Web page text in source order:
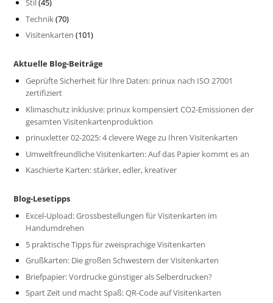
Stil (45)
Technik(70)
Visitenkarten (101)
Aktuelle Blog-Beiträge
Geprüfte Sicherheit für Ihre Daten: prinux nach ISO 27001
zertifiziert
Klimaschutz inklusive: prinux kompensiert CO2-Emissionen der
gesamten Visitenkartenproduktion
prinuxletter 02-2025: 4 clevere Wege zu Ihren Visitenkarten
Umweltfreundliche Visitenkarten: Auf das Papier kommt es an
Kaschierte Karten: stärker, edler, kreativer
Blog-Lesetipps
Excel-Upload: Grossbestellungen für Visitenkarten im
Handumdrehen
5 praktische Tipps für zweisprachige Visitenkarten
Grußkarten: Die großen Schwestern der Visitenkarten
Briefpapier: Vordrucke günstiger als Selberdrucken?
Spart Zeit und macht Spaß: QR-Code auf Visitenkarten